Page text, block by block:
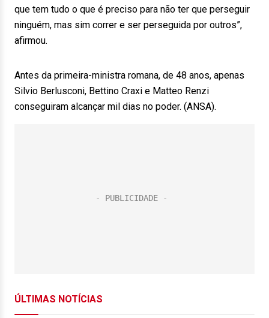
que tem tudo o que é preciso para não ter que perseguir
ninguém, mas sim correr e ser perseguida por outros”,
afirmou.
Antes da primeira-ministra romana, de 48 anos, apenas
Silvio Berlusconi, Bettino Craxi e Matteo Renzi
conseguiram alcançar mil dias no poder. (ANSA).